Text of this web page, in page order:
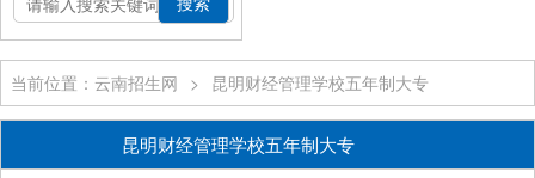
当前位置：云南招生网 > 昆明财经管理学校五年制大专
昆明财经管理学校五年制大专